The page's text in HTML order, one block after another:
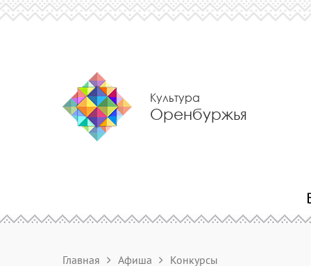
Культура
Оренбуржья
Главная Афиша Конкурсы